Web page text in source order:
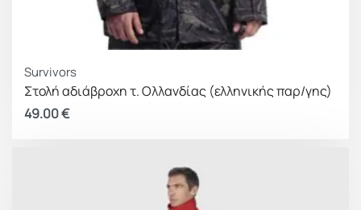
Survivors
Στολή αδιάβροχη τ. Ολλανδίας (ελληνικής παρ/γης)
49.00€